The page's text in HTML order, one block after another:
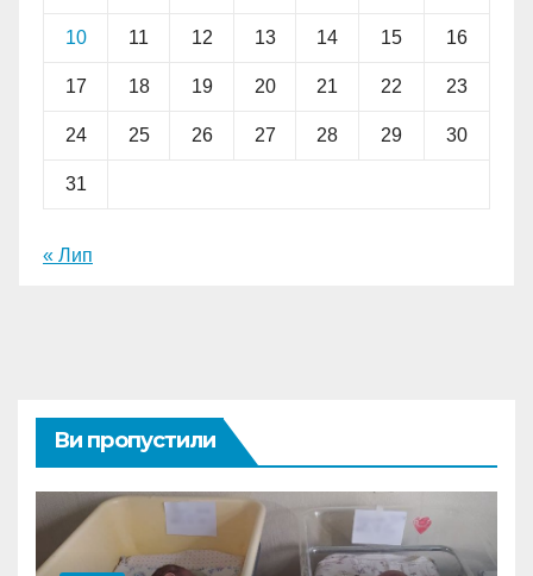
10 11 12 13 14 15 16
17 18 19 20 21 22 23
24 25 26 27 28 29 30
31
« Лип
Ви пропустили